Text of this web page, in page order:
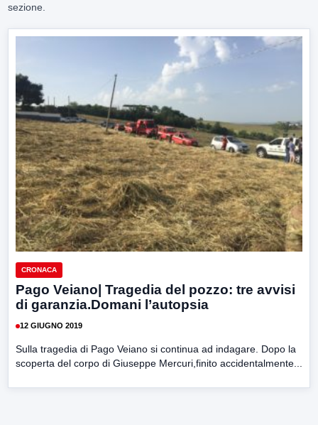
sezione.
CRONACA
Pago Veiano| Tragedia del pozzo: tre avvisi
di garanzia.Domani l’autopsia
12 GIUGNO 2019
Sulla tragedia di Pago Veiano si continua ad indagare. Dopo la
scoperta del corpo di Giuseppe Mercuri,finito accidentalmente...